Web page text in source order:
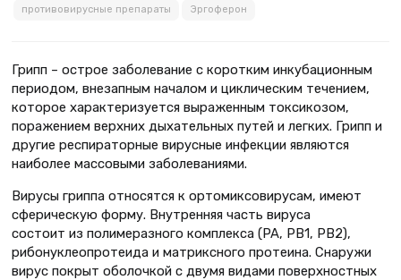
противовирусные препараты Эргоферон
Грипп – острое заболевание с коротким инкубационным
периодом, внезапным началом и циклическим течением,
которое характеризуется выраженным токсикозом,
поражением верхних дыхательных путей и легких. Грипп и
другие респираторные вирусные инфекции являются
наиболее массовыми заболеваниями.
Вирусы гриппа относятся к ортомиксовирусам, имеют
сферическую форму. Внутренняя часть вируса
состоит из полимеразного комплекса (PA, PB1, PB2),
рибонуклеопротеида и матриксного протеина. Снаружи
вирус покрыт оболочкой с двумя видами поверхностных